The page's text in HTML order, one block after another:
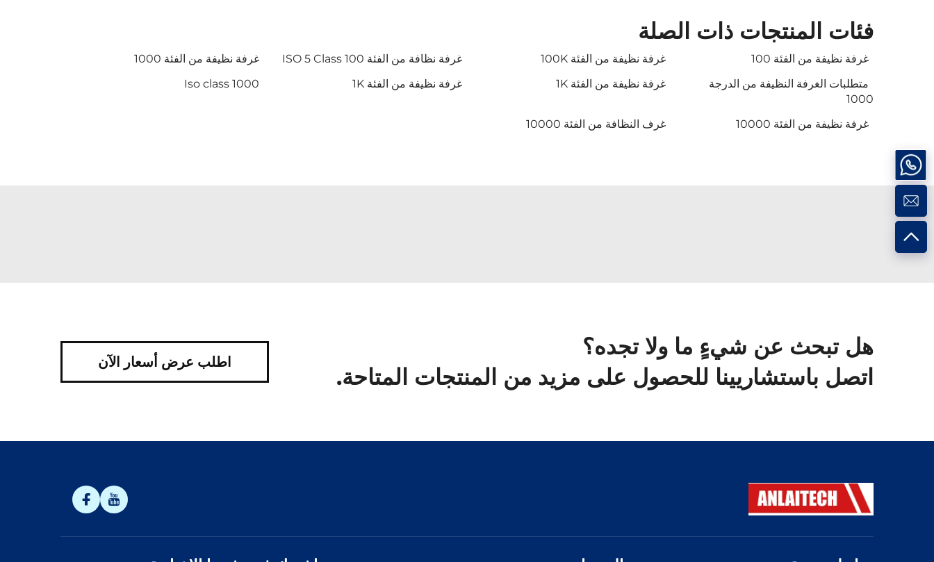
فئات المنتجات ذات الصلة
غرفة نظيفة من الفئة 100 غرفة نظيفة من الفئة 100K غرفة نظافة من الفئة ISO 5 Class 100
غرفة نظيفة من الفئة 1000
متطلبات الغرفة النظيفة من الدرجة
1000
غرفة نظيفة من الفئة 1K غرفة نظيفة من الفئة 1K Iso class 1000
غرفة نظيفة من الفئة 10000 غرف النظافة من الفئة 10000
هل تبحث عن شيءٍ ما ولا تجده؟
اتصل باستشاريينا للحصول على مزيد من المنتجات المتاحة.
اطلب عرض أسعار الآن